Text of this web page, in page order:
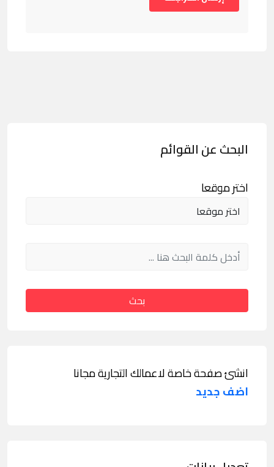
البحث عن القوائم
اختر موقعا
بحث
انشئ صفحة خاصة لاعمالك التجارية مجانا
اضف جديد